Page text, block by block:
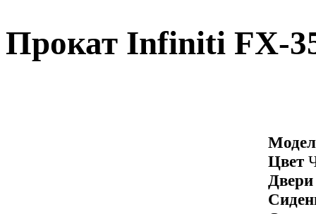
Прокат Infiniti FX-
Цвет
Двери